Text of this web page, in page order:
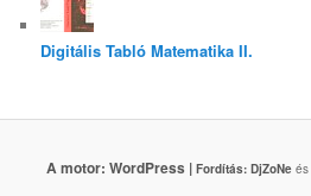
Digitális Tabló Matematika II.
A motor: WordPress | Fordítás: DjZoNeés